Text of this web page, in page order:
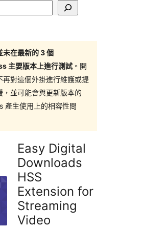
未在最新的 3 個
主要版本上進行測試 。開
再對這個外掛進行維護或提
，並可能會與更新版本的
產生使用上的相容性問
Easy Digital
Downloads
HSS
Extension for
Streaming
Video